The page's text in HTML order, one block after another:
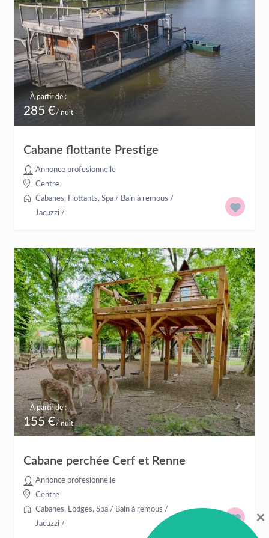
À partir de :
285 €/ nuit
Cabane flottante Prestige
Annonce profesionnelle
Centre
Cabanes, Flottants, Spa / Bain à remous /
Jacuzzi /
À partir de :
155 €/ nuit
Cabane perchée Cerf et Renne
Annonce profesionnelle
Centre
Cabanes, Lodges, Spa / Bain à remous /
Jacuzzi / ×